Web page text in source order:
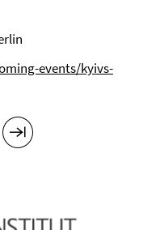
events/kyivs-